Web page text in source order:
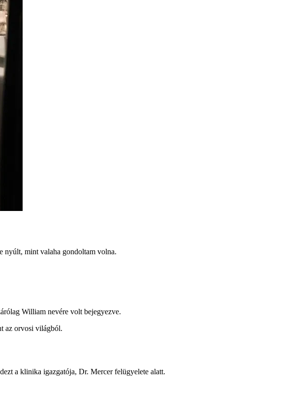
nyúlt, mint valaha gondoltam volna.
William nevére volt bejegyezve.
az orvosi világból.
a klinika igazgatója, Dr. Mercer felügyelete alatt.